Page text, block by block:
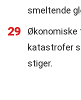
smeltende
29
Økonomiske
katastrofer
stiger.